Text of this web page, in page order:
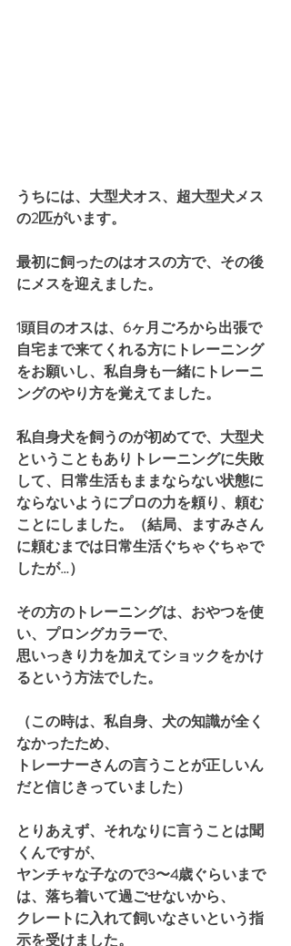
うちには、大型犬オス、超大型犬メス
の2匹がいます。
最初に飼ったのはオスの方で、その後
にメスを迎えました。
1頭目のオスは、6ヶ月ごろから出張で
自宅まで来てくれる方にトレーニング
をお願いし、私自身も一緒にトレーニ
ングのやり方を覚えてました。
私自身犬を飼うのが初めてで、大型犬
ということもありトレーニングに失敗
して、日常生活もままならない状態に
ならないようにプロの力を頼り、頼む
ことにしました。（結局、ますみさん
に頼むまでは日常生活ぐちゃぐちゃで
したが…）
その方のトレーニングは、おやつを使
い、プロングカラーで、
思いっきり力を加えてショックをかけ
るという方法でした。
（この時は、私自身、犬の知識が全く
なかったため、
トレーナーさんの言うことが正しいん
だと信じきっていました）
とりあえず、それなりに言うことは聞
くんですが、
ヤンチャな子なので3〜4歳ぐらいまで
は、落ち着いて過ごせないから、
クレートに入れて飼いなさいという指
示を受けました。